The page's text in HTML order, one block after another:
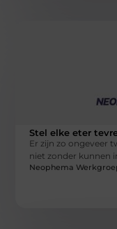
Stel elke eter
Er zijn zo ongeveer
niet zonder kunnen
Neophema